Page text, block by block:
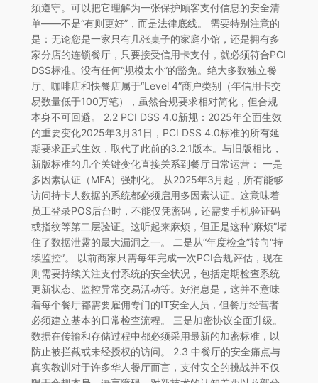
须遵守。可以把它理解为一张保护顾客支付信息的安全清
单——不是“有则更好”，而是法律底线。 需要特别注意的
是：无论您是一家只有几张桌子的家庭小馆，还是拥有多
家分店的连锁餐厅，只要接受信用卡支付，就必须符合PCI
DSS标准。没有任何“规模太小”的豁免。绝大多数独立餐
厅、咖啡店和快餐店属于“Level 4”商户类别（年信用卡交
易数量低于100万笔），虽然合规要求相对简化，但合规
本身不可回避。 2.2 PCI DSS 4.0新规：2025年全面生效
的重要变化2025年3月31日，PCI DSS 4.0标准的所有延
期要求正式生效，取代了此前的3.2.1版本。与旧版相比，
新版标准的几个关键变化直接关系到餐厅日常运营： 一是
多因素认证（MFA）强制化。 从2025年3月起，所有能够
访问持卡人数据的系统都必须启用多因素认证。这意味着
员工登录POS后台时，不能仅凭密码，还需要手机验证码
或指纹等第二层验证。这听起来麻烦，但正是这种“麻烦”堵
住了数据泄露的最大漏洞之一。 二是从“年度检查”转向“持
续监控”。 以前商家只需每年完成一次PCI合规评估，现在
则需要持续关注支付系统的安全状况，包括定期检查系统
更新状态、监控异常交易活动等。好消息是，这并不意味
着每个餐厅都需要雇佣专门的IT安全人员，但餐厅经营者
必须建立基本的日常检查流程。 三是加密协议全面升级。
数据在传输和存储过程中都必须采用最新的加密标准，以
防止被拦截或未经授权的访问。 2.3 中餐厅的安全痛点与
真实教训对于许多华人餐厅而言，支付安全的挑战并不仅